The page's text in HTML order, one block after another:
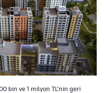
bin ve 1 milyon TL’nin geri